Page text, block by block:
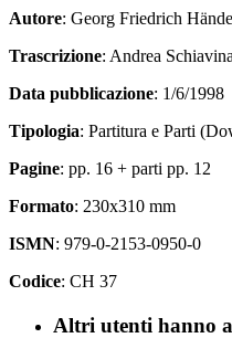
Autore: Georg Friedrich
Trascrizione: Andrea Schiavina
Data pubblicazione: 1/6/1998
Tipologia: Partitura e Parti
Pagine: pp. 16 + parti pp. 12
Formato: 230x310 mm
ISMN: 979-0-2153-0950-0
Codice: CH 37
Altri utenti hanno